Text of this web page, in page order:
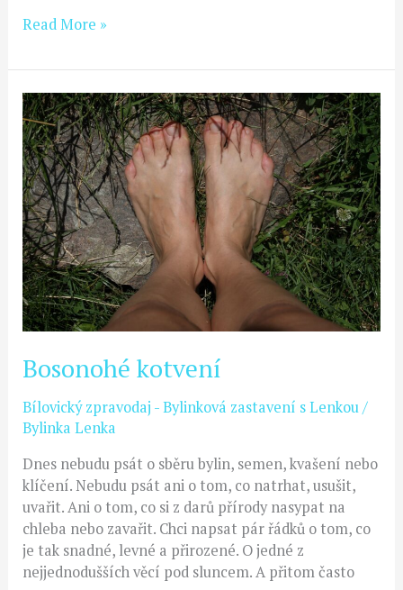
Read More »
Bosonohé kotvení
Bílovický zpravodaj - Bylinková zastavení s Lenkou/
Bylinka Lenka
Dnes nebudu psát o sběru bylin, semen, kvašení nebo
klíčení. Nebudu psát ani o tom, co natrhat, usušit,
uvařit. Ani o tom, co si z darů přírody nasypat na
chleba nebo zavařit. Chci napsat pár řádků o tom, co
je tak snadné, levné a přirozené. O jedné z
nejjednodušších věcí pod sluncem. A přitom často
Bosonohé
kotvení